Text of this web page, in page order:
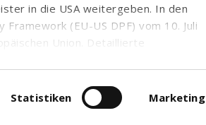
in die USA weitergeben. In den
(EU-US DPF) vom 10. Juli
Union. Detaillierte
. Dort können Sie Ihre
Statistiken
Marketing